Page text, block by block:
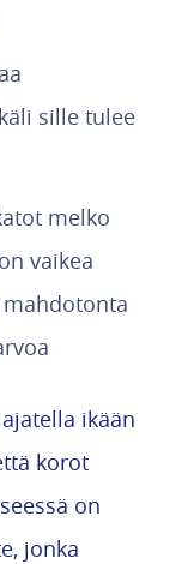
sille tulee
melko
vaikea
ikään
korot
on
jonka